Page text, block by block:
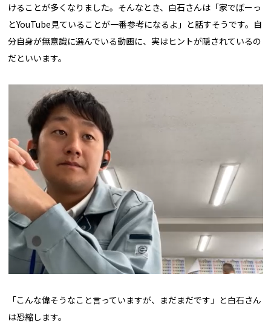
けることが多くなりました。そんなとき、白石さんは「家でぼーっ
とYouTube見ていることが一番参考になるよ」と話すそうです。自
分自身が無意識に選んでいる動画に、実はヒントが隠されているの
だといいます。
「こんな偉そうなこと言っていますが、まだまだです」と白石さん
は恐縮します。